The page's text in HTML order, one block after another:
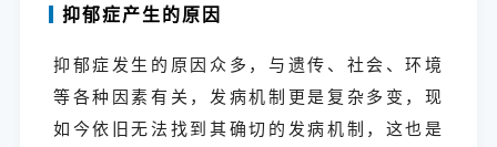
抑郁症产生的原因
抑郁症发生的原因众多，与遗传、社会、环境
等各种因素有关，发病机制更是复杂多变，现
如今依旧无法找到其确切的发病机制，这也是